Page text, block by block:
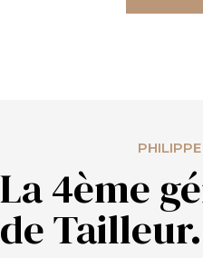
La 4ème
de Tailleur.